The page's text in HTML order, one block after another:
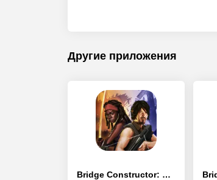
Другие приложения
Bridge Constructor: The Walking Dead